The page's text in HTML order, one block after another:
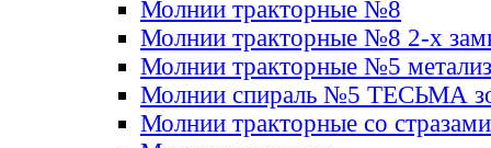
Молнии тракторные №8
Молнии тракторные №8 2-х
Молнии тракторные №5
Молнии спираль №5 ТЕСЬМА
Молнии тракторные со стразами